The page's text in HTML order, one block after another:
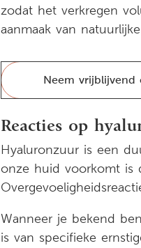
zodat het verkregen
aanmaak van
Neem vrijblijvend
Reacties op
Hyaluronzuur is een
onze huid voorkomt is
Wanneer je bekend
is van specifieke